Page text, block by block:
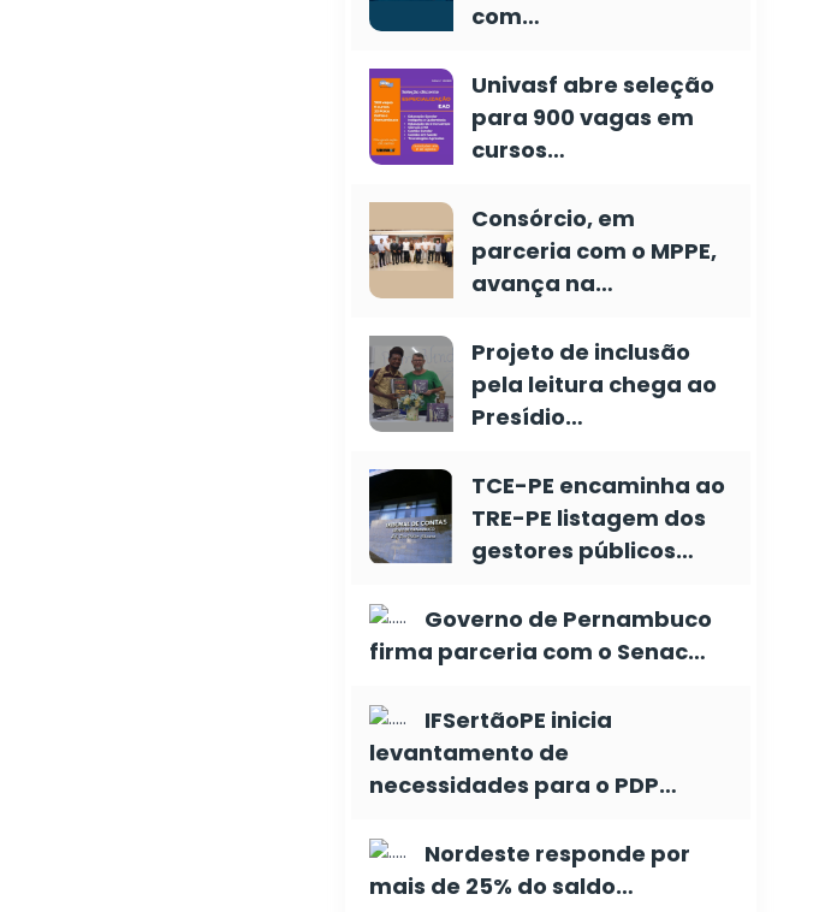
com…
Univasf abre seleção
para 900 vagas em
cursos…
Consórcio, em
parceria com o MPPE,
avança na…
Projeto de inclusão
pela leitura chega ao
Presídio…
TCE-PE encaminha ao
TRE-PE listagem dos
gestores públicos…
Governo de Pernambuco
firma parceria com o Senac…
IFSertãoPE inicia
levantamento de
necessidades para o PDP…
Nordeste responde por
mais de 25% do saldo…